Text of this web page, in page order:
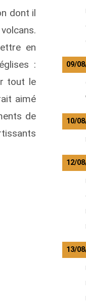
dont il
en
:
tout le
aimé
de
09/
10/
12/
13/